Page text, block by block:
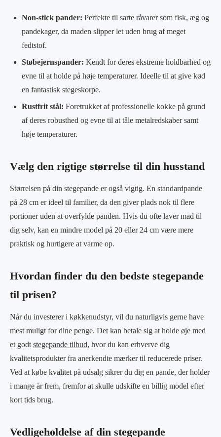
Non-stick pander: Perfekte til sarte råvarer som fisk, æg og
pandekager, da maden slipper let uden brug af meget
fedtstof.
Støbejernspander: Kendt for deres ekstreme holdbarhed og
evne til at holde på høje temperaturer. Ideelle til at give kød
en fantastisk stegeskorpe.
Rustfrit stål: Foretrukket af professionelle kokke på grund
af deres robusthed og evne til at tåle metalredskaber samt
høje temperaturer.
Vælg den rigtige størrelse til din husstand
Størrelsen på din stegepande er også vigtig. En standardpande
på 28 cm er ideel til familier, da den giver plads nok til flere
portioner uden at overfylde panden. Hvis du ofte laver mad til
dig selv, kan en mindre model på 20 eller 24 cm være mere
praktisk og hurtigere at varme op.
Hvordan finder du den bedste stegepande
til prisen?
Når du investerer i køkkenudstyr, vil du naturligvis gerne have
mest muligt for dine penge. Det kan betale sig at holde øje med
et godtstegepande tilbud, hvor du kan erhverve dig
kvalitetsprodukter fra anerkendte mærker til reducerede priser.
Ved at købe kvalitet på udsalg sikrer du dig en pande, der holder
i mange år frem, fremfor at skulle udskifte en billig model efter
kort tids brug.
Vedligeholdelse af din stegepande